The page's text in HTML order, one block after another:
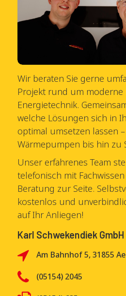
Wir beraten Sie gerne
Projekt rund um moderne
Energietechnik.
welche Lösungen sich in
optimal umsetzen lassen
Wärmepumpen bis hin zu
Unser erfahrenes Team
telefonisch mit
Beratung zur Seite.
kostenlos und
auf Ihr Anliegen!
Karl Schwekendiek GmbH
Am Bahnhof 5, 31855
(05154) 2045